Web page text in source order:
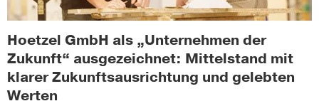
Hoetzel GmbH als „Unternehmen der
Zukunft“ ausgezeichnet: Mittelstand mit
klarer Zukunftsausrichtung und gelebten
Werten